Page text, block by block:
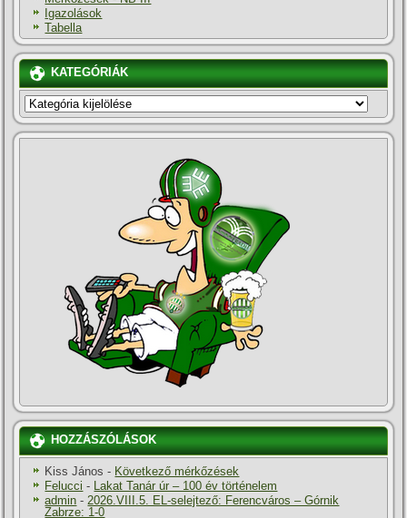
Igazolások
Tabella
KATEGÓRIÁK
KATEGÓRIÁK
HOZZÁSZÓLÁSOK
Kiss János - Következő mérkőzések
Felucci - Lakat Tanár úr – 100 év történelem
admin -2026.VIII.5. EL-selejtező: Ferencváros – Górnik
Zabrze: 1-0